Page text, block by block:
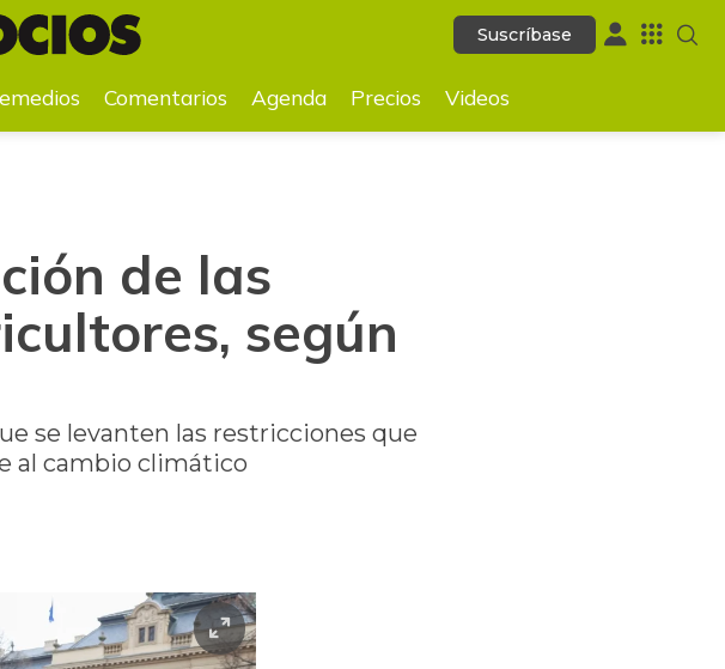
Suscríbase
Suscríbase
Comentarios Agenda Precios Videos
de las
según
se levanten las restricciones que
al cambio climático